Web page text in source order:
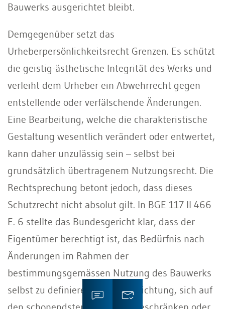
Bauwerks ausgerichtet bleibt.
Demgegenüber setzt das
Urheberpersönlichkeitsrecht Grenzen. Es schützt
die geistig-ästhetische Integrität des Werks und
verleiht dem Urheber ein Abwehrrecht gegen
entstellende oder verfälschende Änderungen.
Eine Bearbeitung, welche die charakteristische
Gestaltung wesentlich verändert oder entwertet,
kann daher unzulässig sein – selbst bei
grundsätzlich übertragenem Nutzungsrecht. Die
Rechtsprechung betont jedoch, dass dieses
Schutzrecht nicht absolut gilt. In BGE 117 II 466
E. 6 stellte das Bundesgericht klar, dass der
Eigentümer berechtigt ist, das Bedürfnis nach
Änderungen im Rahmen der
bestimmungsgemässen Nutzung des Bauwerks
selbst zu definieren. Eine Verpflichtung, sich auf